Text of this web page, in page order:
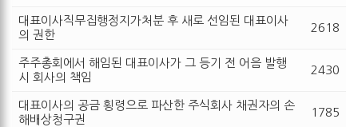
대표이사직무집행정지가처분 후 새로 선임된 대표이사
의 권한
2618
주주총회에서 해임된 대표이사가 그 등기 전 어음 발행
시 회사의 책임
2430
대표이사의 공금 횡령으로 파산한 주식회사 채권자의 손
해배상청구권
1785